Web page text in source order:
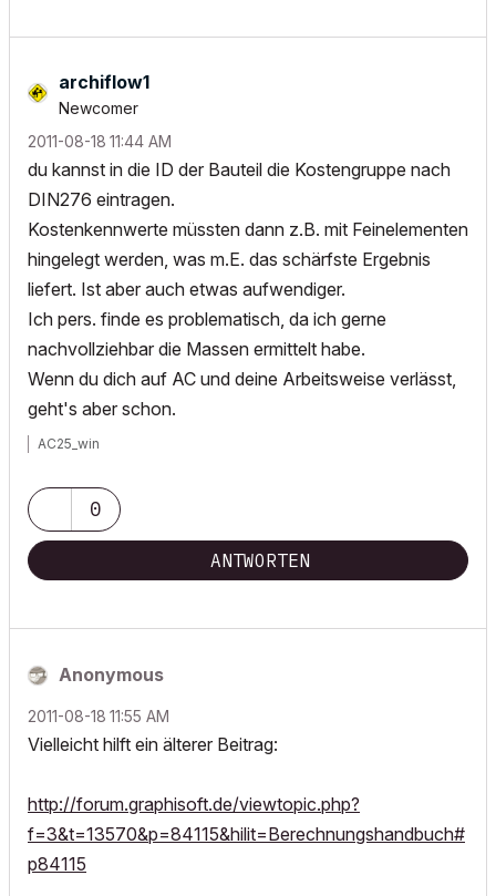
archiflow1
Newcomer
‎2011-08-18 11:44 AM
du kannst in die ID der Bauteil die Kostengruppe nach
DIN276 eintragen.
Kostenkennwerte müssten dann z.B. mit Feinelementen
hingelegt werden, was m.E. das schärfste Ergebnis
liefert. Ist aber auch etwas aufwendiger.
Ich pers. finde es problematisch, da ich gerne
nachvollziehbar die Massen ermittelt habe.
Wenn du dich auf AC und deine Arbeitsweise verlässt,
geht's aber schon.
AC25_win
0
ANTWORTEN
Anonymous
‎2011-08-18 11:55 AM
Vielleicht hilft ein älterer Beitrag:
http://forum.graphisoft.de/viewtopic.php?
f=3&t=13570&p=84115&hilit=Berechnungshandbuch#
p84115